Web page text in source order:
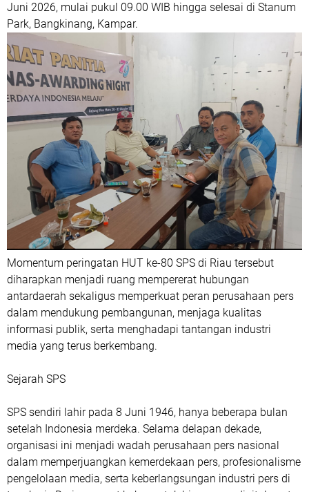
Juni 2026, mulai pukul 09.00 WIB hingga selesai di Stanum
Park, Bangkinang, Kampar.
Momentum peringatan HUT ke-80 SPS di Riau tersebut
diharapkan menjadi ruang mempererat hubungan
antardaerah sekaligus memperkuat peran perusahaan pers
dalam mendukung pembangunan, menjaga kualitas
informasi publik, serta menghadapi tantangan industri
media yang terus berkembang.
Sejarah SPS
SPS sendiri lahir pada 8 Juni 1946, hanya beberapa bulan
setelah Indonesia merdeka. Selama delapan dekade,
organisasi ini menjadi wadah perusahaan pers nasional
dalam memperjuangkan kemerdekaan pers, profesionalisme
pengelolaan media, serta keberlangsungan industri pers di